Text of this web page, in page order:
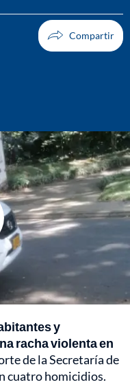
y
racha violenta en
de la Secretaría de
cuatro homicidios.